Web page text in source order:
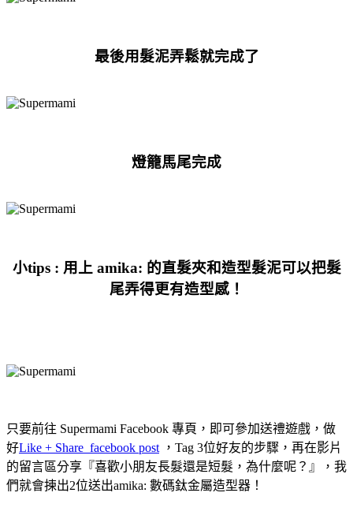
最後用髮泥弄鬆就完成了
燈籠馬尾完成
小tips : 用上 amika: 的直髮夾和造型髮泥可以把髮
尾弄得更有造型感！
只要前往 Supermami Facebook 專頁，即可參加送禮遊戲，做
好Like + Share facebook post ，Tag 3位好友的步驟，再在影片
的留言區分享『喜歡小朋友長髮還是短髮，為什麼呢？』，我
們就會揀出2位送出amika: 數碼鈦金屬造型器！